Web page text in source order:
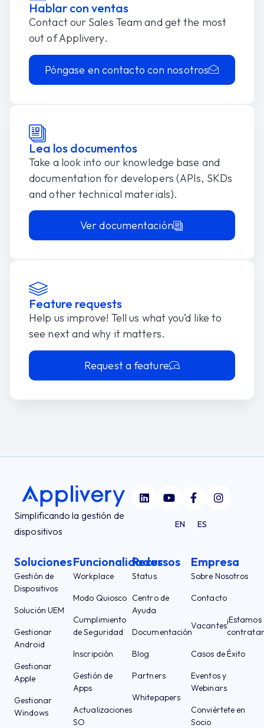
Hablar con ventas
Contact our Sales Team and get the most
out of Applivery​.
Póngase en contacto con nosotros
Lea los documentos
Take a look into our knowledge base and
documentation for developers (APIs, SKDs
and other technical materials).
Ver documentación
Feature requests
Help us improve! Tell us what you’d like to
see next and why it matters.
Request a feature
Simplificando la gestión de
dispositivos
EN ES
Soluciones
Gestión de
Dispositivos
Solución UEM
Gestionar
Android
Gestionar
Apple
Gestionar
Windows
Funcionalidades
Workplace
Modo Quiosco
Cumplimiento
de Seguridad
Inscripción
Gestión de
Apps
Actualizaciones
SO
Recursos
Status
Centro de
Ayuda
Documentación
Blog
Partners
Whitepapers
Empresa
Sobre Nosotros
Contacto
Vacantes
¡Estamos
Casos de Éxito
Eventos y
Webinars
Conviértete en
Socio